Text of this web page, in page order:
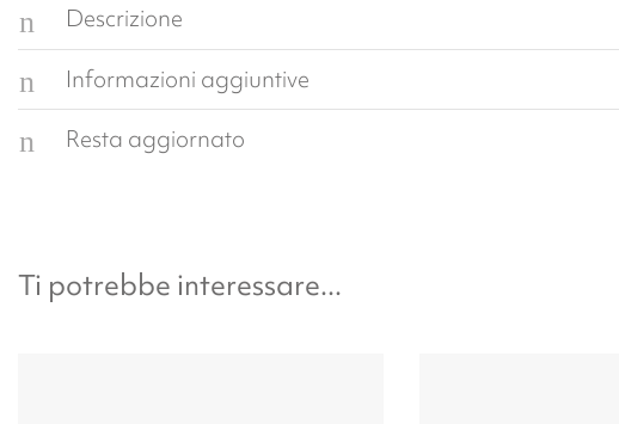
Descrizione
Informazioni aggiuntive
Resta aggiornato
Ti potrebbe interessare...